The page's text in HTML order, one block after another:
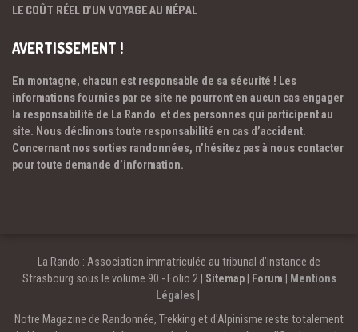
LE COÛT RÉEL D’UN VOYAGE AU NÉPAL
AVERTISSEMENT !
En montagne, chacun est responsable de sa sécurité ! Les
informations fournies par ce site ne pourront en aucun cas engager
la responsabilité de La Rando et des personnes qui participent au
site. Nous déclinons toute responsabilité en cas d’accident.
Concernant nos sorties randonnées, n’hésitez pas à nous contacter
pour toute demande d’information.
La Rando : Association immatriculée au tribunal d’instance de
Strasbourg sous le volume 90 - Folio 2 | Sitemap| Forum
Mentions
Légales
Notre Magazine de Randonnée, Trekking et d'Alpinisme reste totalement